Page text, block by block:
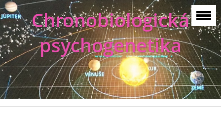
Chronobiologická
psychogenetika